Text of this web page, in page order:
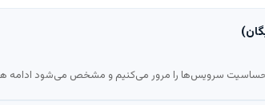
سرویس‌ها را مرور می‌کنیم و مشخص می‌شود ادامه